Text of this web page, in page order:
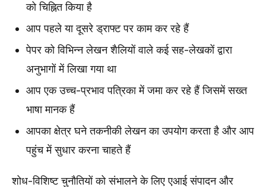
को चिह्नित किया है
आप पहले या दूसरे ड्राफ्ट पर काम कर रहे हैं
पेपर को विभिन्न लेखन शैलियों वाले कई सह-लेखकों द्वारा
अनुभागों में लिखा गया था
आप एक उच्च-प्रभाव पत्रिका में जमा कर रहे हैं जिसमें सख्त
भाषा मानक हैं
आपका क्षेत्र घने तकनीकी लेखन का उपयोग करता है और आप
पहुंच में सुधार करना चाहते हैं
शोध-विशिष्ट चुनौतियों को संभालने के लिए एआई संपादन और